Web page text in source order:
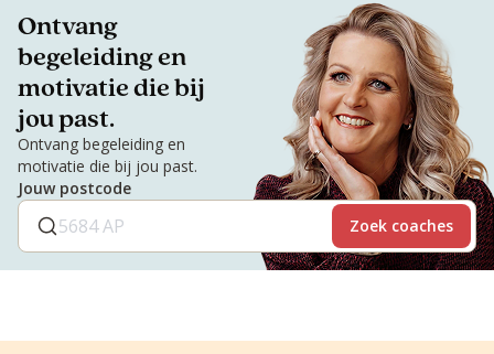
Ontvang
begeleiding en
motivatie die bij
jou past.
Ontvang begeleiding en
motivatie die bij jou past.
Jouw postcode
Zoek coaches